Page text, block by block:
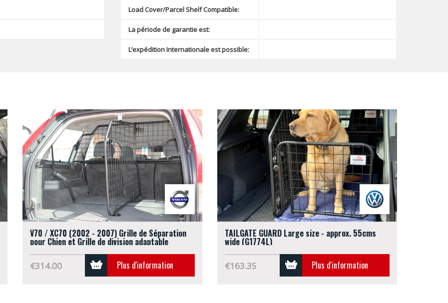
Load Cover/Parcel Shelf Compatible:
La période de garantie est:
L’expédition Internationale est possible:
V70 / XC70 (2002 - 2007) Grille de Séparation
pour Chien et Grille de division adaptable
€314.00 Plus d'information
TAILGATE GUARD Large size - approx. 55cms
wide (G1774L)
€163.35 Plus d'information